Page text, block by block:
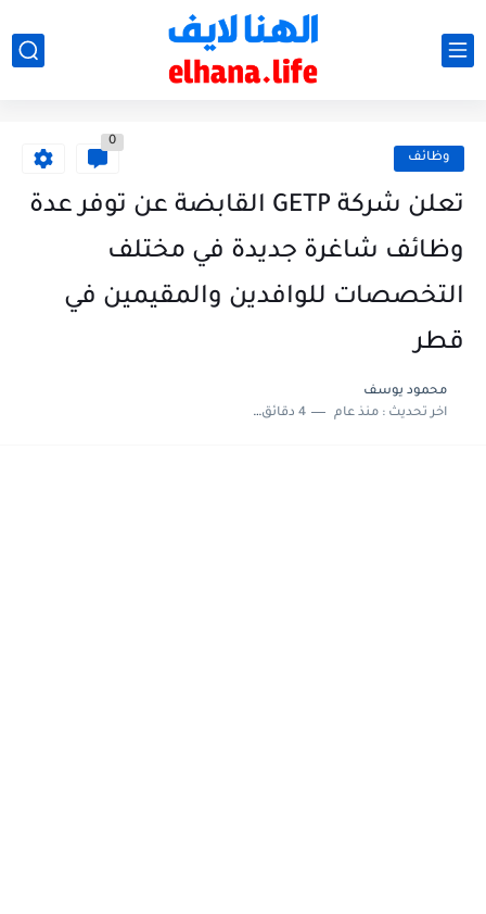
وظائف
0
تعلن شركة GETP القابضة عن توفر عدة
وظائف شاغرة جديدة في مختلف
التخصصات للوافدين والمقيمين في
قطر
محمود يوسف
اخر تحديث :منذ عام 4 دقائق للقراءة